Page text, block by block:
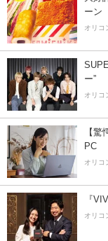
ーン
オリコ
ー”
オリコ
【
PC
オリコ
『
オリコ